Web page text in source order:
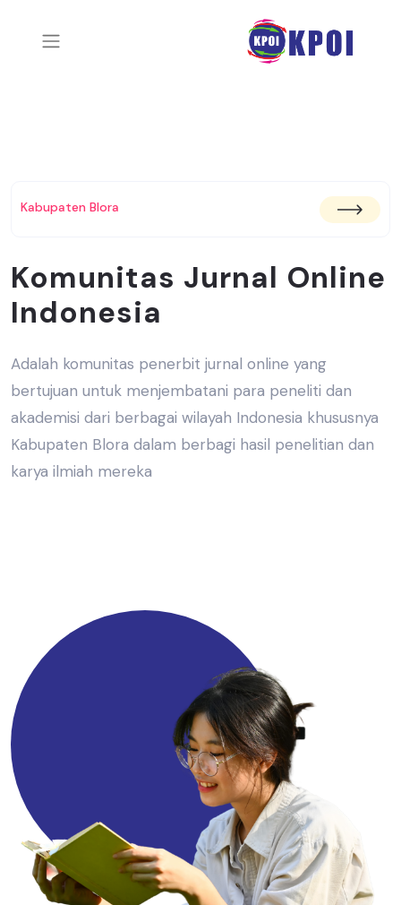
Kabupaten Blora
Komunitas Jurnal Online
Indonesia
Adalah komunitas penerbit jurnal online yang
bertujuan untuk menjembatani para peneliti dan
akademisi dari berbagai wilayah Indonesia khususnya
Kabupaten Blora dalam berbagi hasil penelitian dan
karya ilmiah mereka